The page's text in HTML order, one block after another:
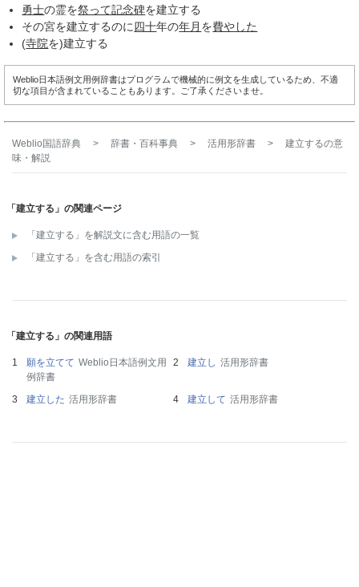
勇士の霊を祭って記念碑を建立する
その宮を建立するのに四十年の年月 を費やした
(寺院を)建立する
Weblio日本語例文用例辞書はプログラムで機械的に例文を生成しているため、不適
切な項目が含まれていることもあります。ご了承くださいませ。
Weblio国語辞典 > 辞書・百科事典 > 活用形辞書 > 建立するの意
味・解説
「建立する」の関連ページ
「建立する」を解説文に含む用語の一覧
「建立する」を含む用語の索引
「建立する」の関連用語
願を立てて Weblio日本語例文用
例辞書
建立し 活用形辞書
建立した 活用形辞書 建立して 活用形辞書